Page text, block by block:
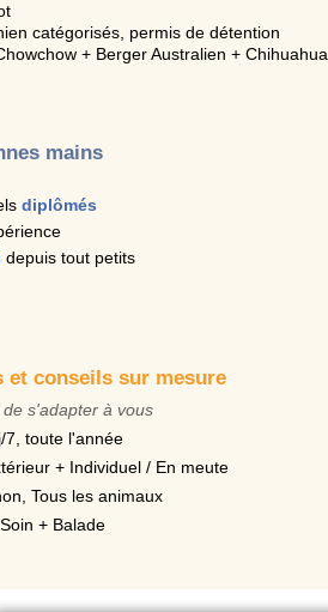
catégorisés, permis de détention
+ Berger Australien + Chihuahua
mains
diplômés
depuis tout petits
et conseils sur mesure
s'adapter à vous
7, toute l'année
+ Individuel / En meute
Tous les animaux
+ Balade